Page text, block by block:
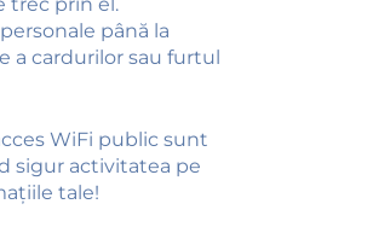
până la
a cardurilor sau furtul
WiFi public sunt
sigur activitatea pe
tale!